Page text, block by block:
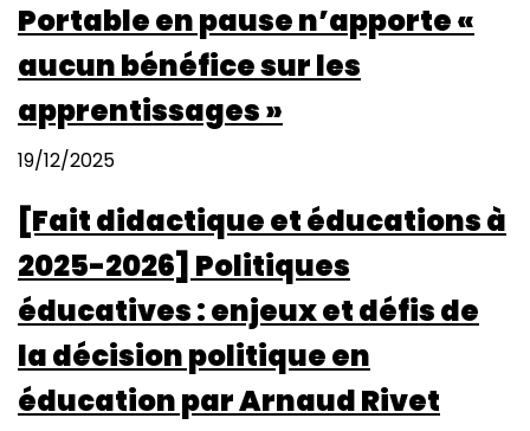
Portable en pause n’apporte «
aucun bénéfice sur les
apprentissages »
19/12/2025
[Fait didactique et éducations à
2025-2026] Politiques
éducatives : enjeux et défis de
la décision politique en
éducation par Arnaud Rivet